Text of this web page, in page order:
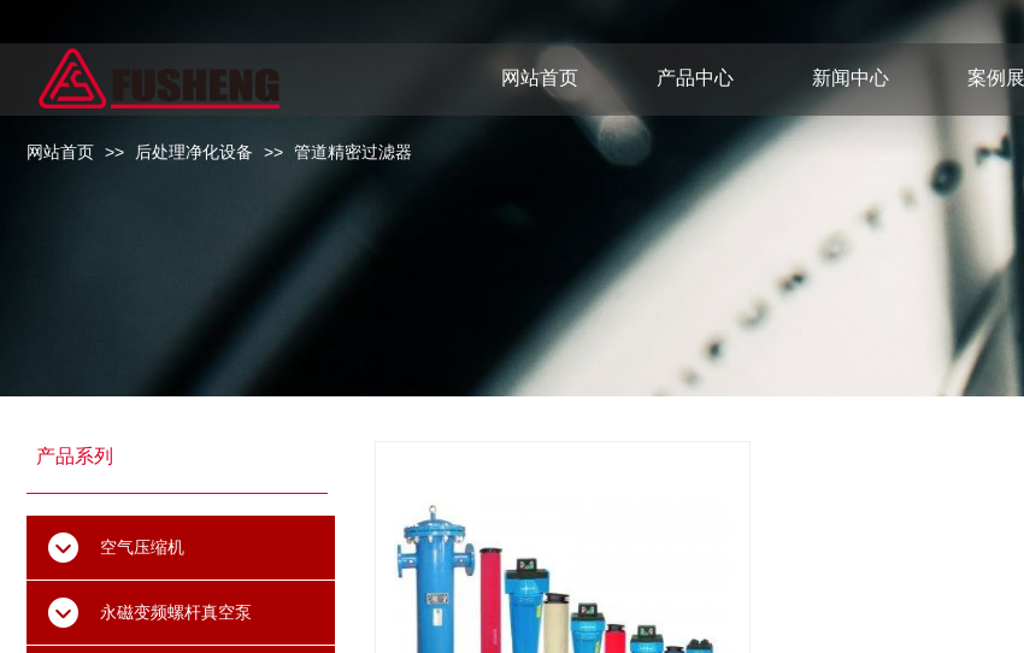
产品系列
网站首页 >> 后处理净化设备 >> 管道精密过滤器
网站首页 产品中心 新闻中心 案例
空气压缩机
永磁变频螺杆真空泵